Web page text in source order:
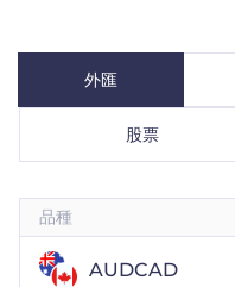
繁體中文
外匯
股票
品種
AUDCAD